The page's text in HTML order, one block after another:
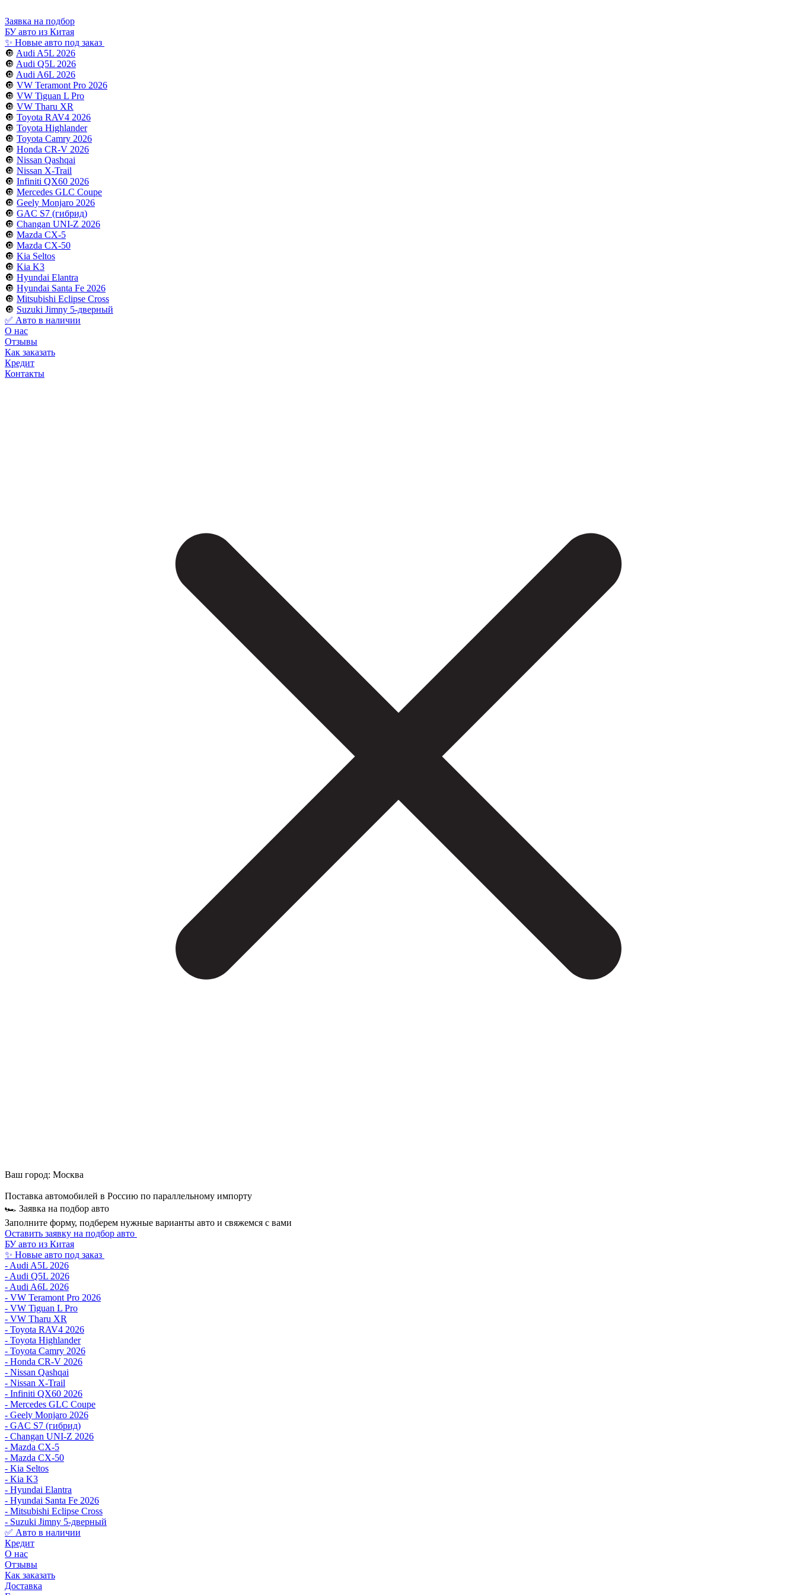
Заявка на подбор
БУ авто из Китая
✨ Новые авто под заказ
🔘 Audi A5L 2026
🔘 Audi Q5L 2026
🔘 Audi A6L 2026
🔘 VW Teramont Pro 2026
🔘 VW Tiguan L Pro
🔘 VW Tharu XR
🔘 Toyota RAV4 2026
🔘 Toyota Highlander
🔘 Toyota Camry 2026
🔘 Honda CR-V 2026
🔘 Nissan Qashqai
🔘 Nissan X-Trail
🔘 Infiniti QX60 2026
🔘 Mercedes GLC Coupe
🔘 Geely Monjaro 2026
🔘 GAC S7 (гибрид)
🔘 Changan UNI-Z 2026
🔘 Mazda CX-5
🔘 Mazda CX-50
🔘 Kia Seltos
🔘 Kia K3
🔘 Hyundai Elantra
🔘 Hyundai Santa Fe 2026
🔘 Mitsubishi Eclipse Cross
🔘 Suzuki Jimny 5-дверный
✅ Авто в наличии
О нас
Отзывы
Как заказать
Кредит
Контакты
Ваш город: Москва
Поставка автомобилей в Россию по параллельному импорту
🏎 Заявка на подбор авто
Заполните форму, подберем нужные варианты авто и свяжемся с вами
Оставить заявку на подбор авто
БУ авто из Китая
✨ Новые авто под заказ
- Audi A5L 2026
- Audi Q5L 2026
- Audi A6L 2026
- VW Teramont Pro 2026
- VW Tiguan L Pro
- VW Tharu XR
- Toyota RAV4 2026
- Toyota Highlander
- Toyota Camry 2026
- Honda CR-V 2026
- Nissan Qashqai
- Nissan X-Trail
- Infiniti QX60 2026
- Mercedes GLC Coupe
- Geely Monjaro 2026
- GAC S7 (гибрид)
- Changan UNI-Z 2026
- Mazda CX-5
- Mazda CX-50
- Kia Seltos
- Kia K3
- Hyundai Elantra
- Hyundai Santa Fe 2026
- Mitsubishi Eclipse Cross
- Suzuki Jimny 5-дверный
✅ Авто в наличии
Кредит
О нас
Отзывы
Как заказать
Доставка